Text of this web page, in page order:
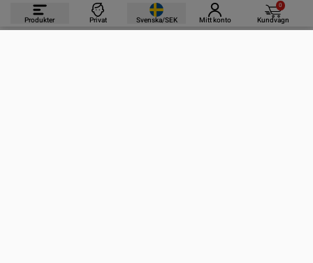
Produkter Privat Svenska/SEK Mitt konto
0
Kundvagn